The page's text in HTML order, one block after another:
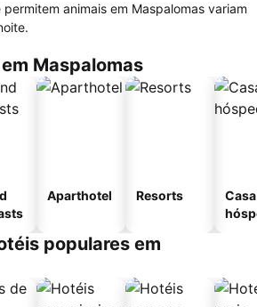
animais em Maspalomas variam
Maspalomas
Aparthotel Resorts
populares em